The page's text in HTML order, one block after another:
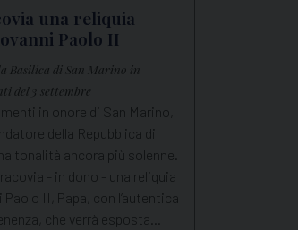
una reliquia
Paolo II
Basilica di San Marino in
del 3 settembre
in onore di San Marino,
della Repubblica di
tonalità ancora più solenne.
- in dono - una reliquia
Paolo II, Papa, con l’autentica
che verrà esposta…